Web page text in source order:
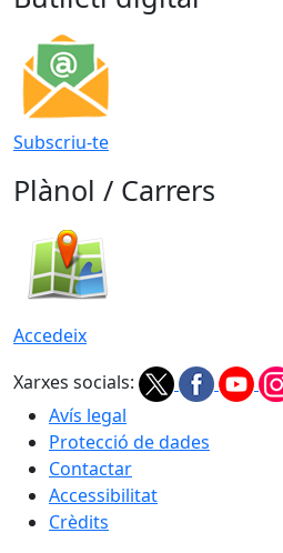
Subscriu-te
Plànol / Carrers
Accedeix
Xarxes socials:
Avís legal
Protecció de dades
Contactar
Accessibilitat
Crèdits